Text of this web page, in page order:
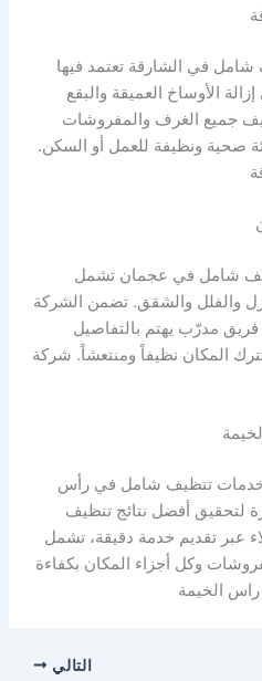
في الشارقة تعتمد فيها
الأوساخ العميقة والبقع
جميع الغرف والمفروشات
صحية ونظيفة للعمل أو السكن.
شامل في عجمان تشمل
والفلل والشقق. تضمن الشركة
مدرّب يهتم بالتفاصيل
المكان نظيفاً ومنتعشاً. شركة
خدمات تنظيف شامل في رأس
لتحقيق أفضل نتائج تنظيف
عبر تقديم خدمة دقيقة، تشمل
وكل أجزاء المكان بكفاءة
الخيمة
التالي